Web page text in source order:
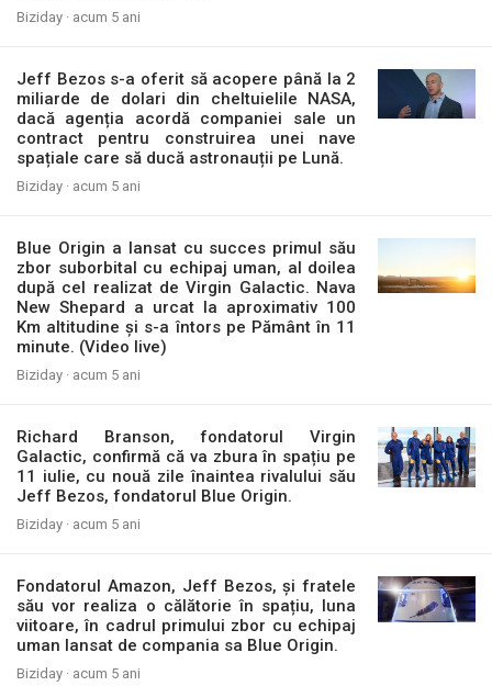
Biziday · acum 5 ani
Jeff Bezos s-a oferit să acopere până la 2
miliarde de dolari din cheltuielile NASA,
dacă agenția acordă companiei sale un
contract pentru construirea unei nave
spațiale care să ducă astronauții pe Lună.
Biziday · acum 5 ani
Blue Origin a lansat cu succes primul său
zbor suborbital cu echipaj uman, al doilea
după cel realizat de Virgin Galactic. Nava
New Shepard a urcat la aproximativ 100
Km altitudine și s-a întors pe Pământ în 11
minute. (Video live)
Biziday · acum 5 ani
Richard Branson, fondatorul Virgin
Galactic, confirmă că va zbura în spațiu pe
11 iulie, cu nouă zile înaintea rivalului său
Jeff Bezos, fondatorul Blue Origin.
Biziday · acum 5 ani
Fondatorul Amazon, Jeff Bezos, și fratele
său vor realiza o călătorie în spațiu, luna
viitoare, în cadrul primului zbor cu echipaj
uman lansat de compania sa Blue Origin.
Biziday · acum 5 ani